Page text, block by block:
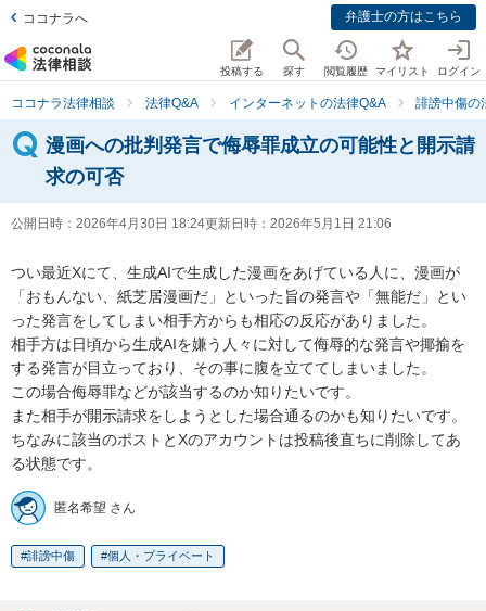
ココナラへ 弁護士の方はこちら
投稿する 探す 閲覧履歴 マイリスト ログイン
ココナラ法律相談 法律Q&A インターネットの法律Q&A 誹謗中傷の
漫画への批判発言で侮辱罪成立の可能性と開示請
求の可否
公開日時： 2026年4月30日 18:24更新日時： 2026年5月1日 21:06
つい最近Xにて、生成AIで生成した漫画をあげている人に、漫画が
「おもんない、紙芝居漫画だ」といった旨の発言や「無能だ」とい
った発言をしてしまい相手方からも相応の反応がありました。
相手方は日頃から生成AIを嫌う人々に対して侮辱的な発言や揶揄を
する発言が目立っており、その事に腹を立ててしまいました。
この場合侮辱罪などが該当するのか知りたいです。
また相手が開示請求をしようとした場合通るのかも知りたいです。
ちなみに該当のポストとXのアカウントは投稿後直ちに削除してあ
る状態です。
匿名希望 さん
誹謗中傷 個人・プライベート